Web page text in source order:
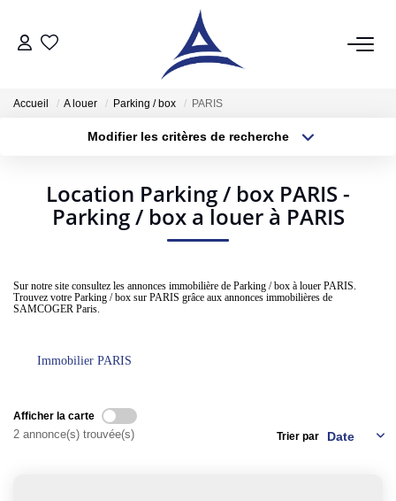
VENTES
Acheter
Vendre
Estimer
LOCATIONS
GESTION LOCATIVE
Accueil A louer Parking / box PARIS
Modifier les critères de recherche
Surface min Budget max
Location Parking / box PARIS -
Parking / box a louer à PARIS
Sur notre site consultez les annonces immobilière de Parking / box à louer PARIS.
Trouvez votre Parking / box sur PARIS grâce aux annonces immobilières de
SAMCOGER Paris.
Immobilier PARIS
Afficher la carte
2 annonce(s) trouvée(s) Trier par